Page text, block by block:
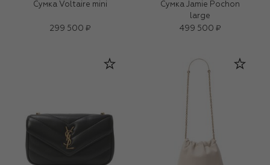
Сумка Voltaire mini
299 500 ₽
Сумка Jamie Pochon
large
499 500 ₽